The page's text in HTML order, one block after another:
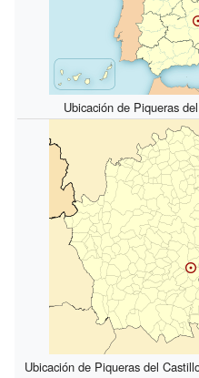
Ubicación de Piqueras
Ubicación de Piqueras del